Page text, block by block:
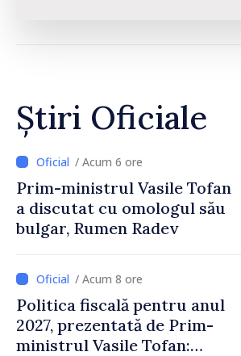
Știri Oficiale
/ Acum 6 ore
Prim-ministrul Vasile Tofan
a discutat cu omologul său
bulgar, Rumen Radev
/ Acum 8 ore
Politica fiscală pentru anul
2027, prezentată de Prim-
ministrul Vasile Tofan: